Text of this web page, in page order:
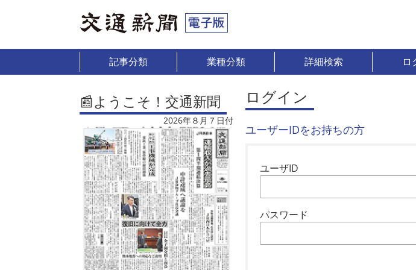
記事分類 業種分類 詳細検索 ロ
📰ようこそ！交通新聞
2026年８月７日付
ログイン
ユーザーIDをお持ちの方
ユーザID
パスワード